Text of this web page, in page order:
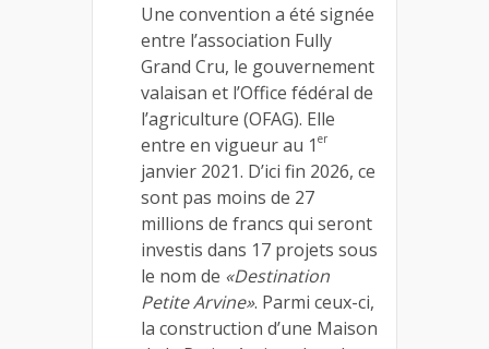
Une convention a été signée
entre l’association Fully
Grand Cru, le gouvernement
valaisan et l’Office fédéral de
l’agriculture (OFAG). Elle
entre en vigueur au 1 er
janvier 2021. D’ici fin 2026, ce
sont pas moins de 27
millions de francs qui seront
investis dans 17 projets sous
le nom de «Destination
Petite Arvine». Parmi ceux-ci,
la construction d’une Maison